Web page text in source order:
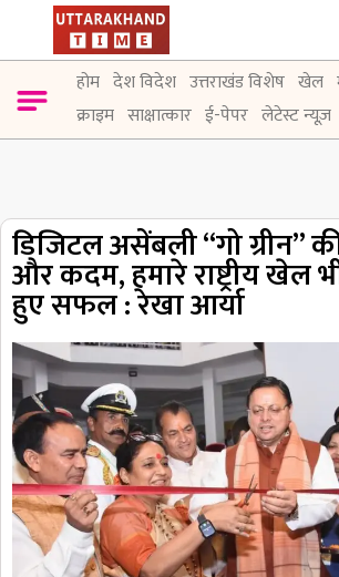
होम देश विदेश उत्तराखंड विशेष खेल
क्राइम साक्षात्कार ई-पेपर लेटेस्ट न्यूज़
डिजिटल असेंबली “गो ग्रीन”
और कदम, हमारे राष्ट्रीय खेल
हुए सफल : रेखा आर्या